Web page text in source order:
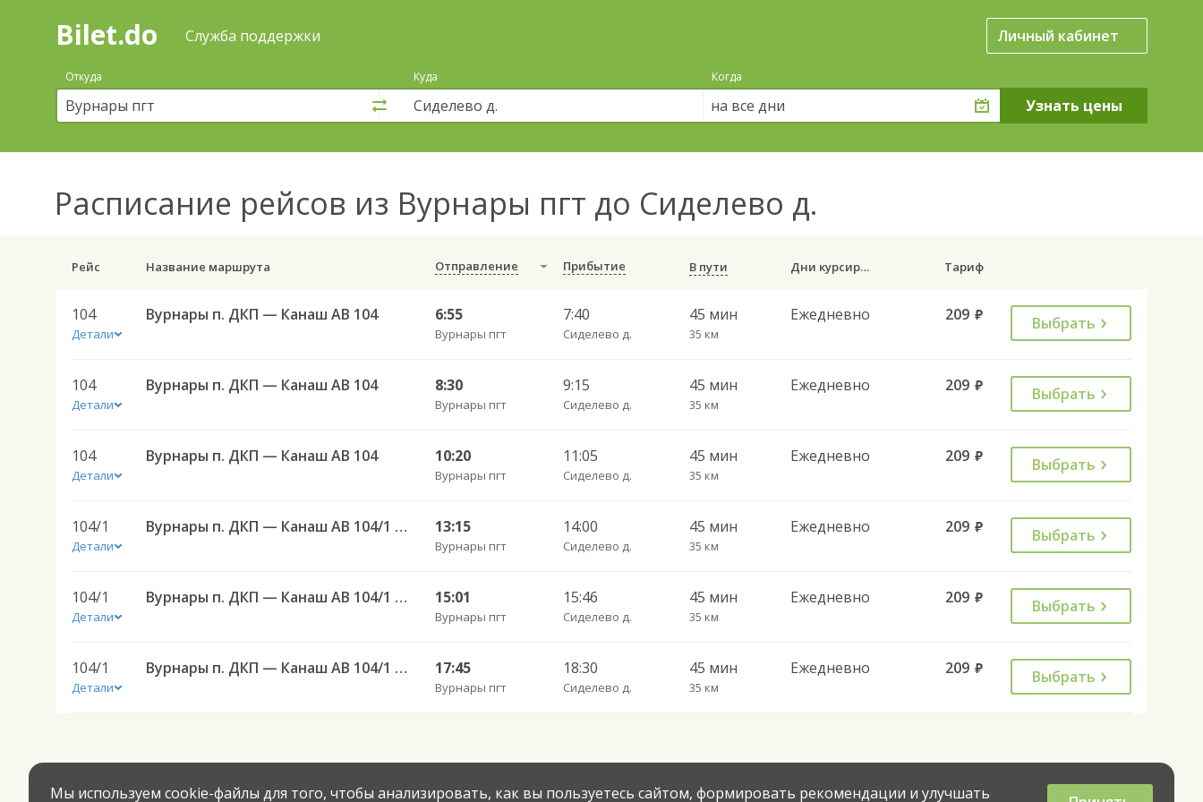
Поиск
покупка
билетов
автобус
онлайн
Bilet.do Служба поддержки Личный кабинет
Откуда Куда Когда
на все дни
Расписание рейсов из Вурнары пгт до Сиделево д.
Рейс Название маршрута Отправление Прибытие В пути Дни курсирования Тариф
104
Детали
Вурнары п. ДКП — Канаш АВ 104 6:55
Вурнары пгт
7:40
Сиделево д.
45 мин
35 км
Ежедневно 209 руб. Выбрать
104
Детали
Вурнары п. ДКП — Канаш АВ 104 8:30
Вурнары пгт
9:15
Сиделево д.
45 мин
35 км
Ежедневно 209 руб. Выбрать
104
Детали
Вурнары п. ДКП — Канаш АВ 104 10:20
Вурнары пгт
11:05
Сиделево д.
45 мин
35 км
Ежедневно 209 руб. Выбрать
104/1
Детали
Вурнары п. ДКП — Канаш АВ 104/1 через Ойкас-Кибеки 13:15
Вурнары пгт
14:00
Сиделево д.
45 мин
35 км
Ежедневно 209 руб. Выбрать
104/1
Детали
Вурнары п. ДКП — Канаш АВ 104/1 через Ойкас-Кибеки 15:01
Вурнары пгт
15:46
Сиделево д.
45 мин
35 км
Ежедневно 209 руб. Выбрать
104/1
Детали
Вурнары п. ДКП — Канаш АВ 104/1 через Ойкас-Кибеки 17:45
Вурнары пгт
18:30
Сиделево д.
45 мин
35 км
Ежедневно 209 руб. Выбрать
Мы используем cookie-файлы для того, чтобы анализировать, как вы пользуетесь сайтом, формировать рекомендации и улучшать